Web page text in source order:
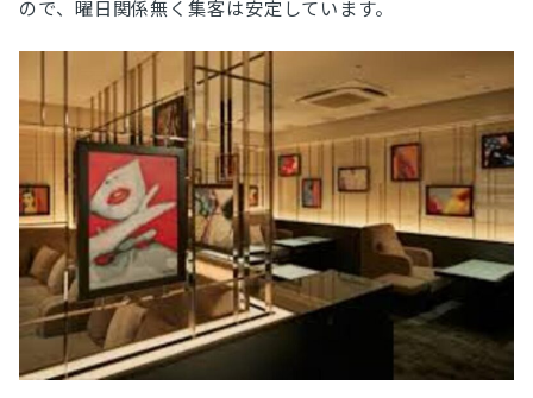
ので、曜日関係無く集客は安定しています。